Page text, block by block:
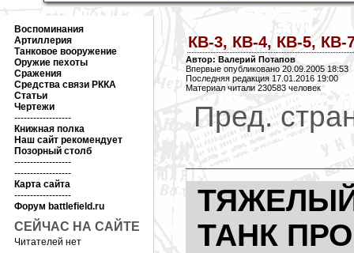
Воспоминания
Артиллерия
Танковое вооружение
Оружие пехоты
Сражения
Средства связи РККА
Статьи
Чертежи
------------------
Книжная полка
Наш сайт рекомендует
Позорный столб
------------------
------------------
Карта сайта
------------------
Форум battlefield.ru
СЕЙЧАС НА САЙТЕ
Читателей нет
КВ-3, КВ-4, КВ-5, КВ-
Автор: Валерий Потапов
Впервые опубликовано 20.09.2005 18:53
Последняя редакция 17.01.2016 19:00
Материал читали 230583 человек
Пред.
ТАНК